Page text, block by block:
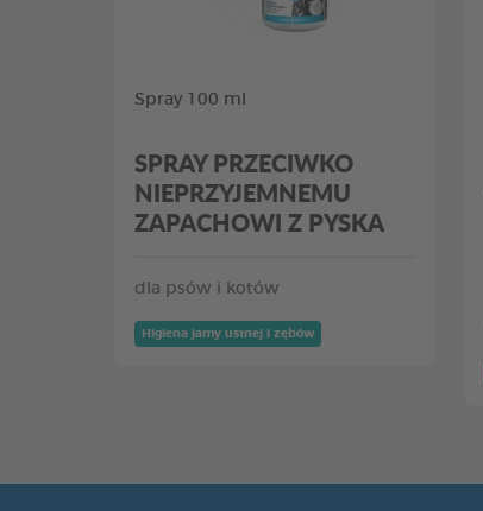
Spray 100 ml
SPRAY PRZECIWKO
NIEPRZYJEMNEMU
ZAPACHOWI Z PYSKA
dla psów i kotów
Higiena jamy ustnej i zębów